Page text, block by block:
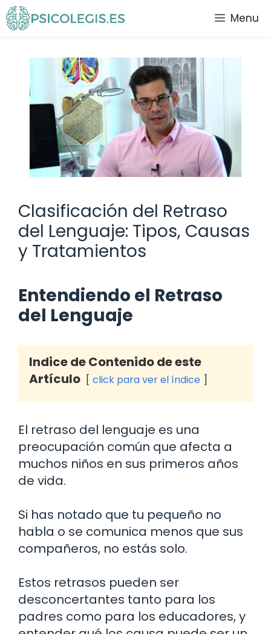
Saltar
al
Menu
Clasificación del Retraso
del Lenguaje: Tipos, Causas
y Tratamientos
Entendiendo el Retraso
del Lenguaje
Indice de Contenido de este
Artículo
click para ver el índice
El retraso del lenguaje es una
preocupación común que afecta a
muchos niños en sus primeros años
de vida.
Si has notado que tu pequeño no
habla o se comunica menos que sus
compañeros, no estás solo.
Estos retrasos pueden ser
desconcertantes tanto para los
padres como para los educadores, y